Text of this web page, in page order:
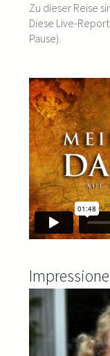
Zu dieser Reise
Diese Live-
Pause).